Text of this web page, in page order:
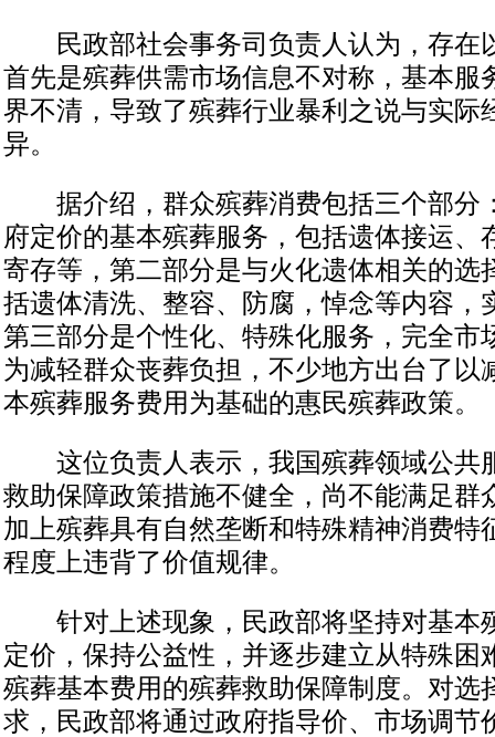
民政部社会事务司负责人认为，存在
首先是殡葬供需市场信息不对称，基本服
界不清，导致了殡葬行业暴利之说与实际
异。
据介绍，群众殡葬消费包括三个部分
府定价的基本殡葬服务，包括遗体接运、
寄存等，第二部分是与火化遗体相关的选
括遗体清洗、整容、防腐，悼念等内容，
第三部分是个性化、特殊化服务，完全市
为减轻群众丧葬负担，不少地方出台了以
本殡葬服务费用为基础的惠民殡葬政策。
这位负责人表示，我国殡葬领域公共
救助保障政策措施不健全，尚不能满足群
加上殡葬具有自然垄断和特殊精神消费特
程度上违背了价值规律。
针对上述现象，民政部将坚持对基本
定价，保持公益性，并逐步建立从特殊困
殡葬基本费用的殡葬救助保障制度。对选
求，民政部将通过政府指导价、市场调节